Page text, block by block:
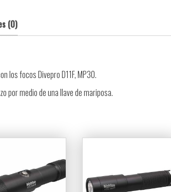
(0)
los focos Divepro D11F, MP30.
por medio de una llave de mariposa.